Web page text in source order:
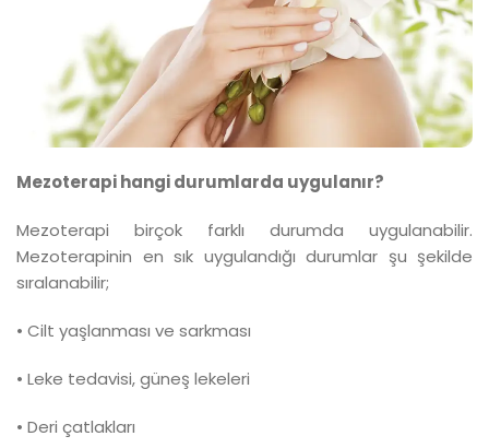
Mezoterapi hangi durumlarda uygulanır?
Mezoterapi birçok farklı durumda uygulanabilir.
Mezoterapinin en sık uygulandığı durumlar şu şekilde
sıralanabilir;
• Cilt yaşlanması ve sarkması
• Leke tedavisi, güneş lekeleri
• Deri çatlakları